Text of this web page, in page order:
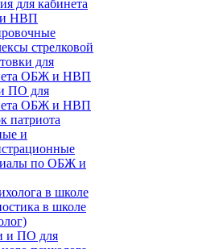
для кабинета
НВП
стрелковой
для
ОБЖ и НВП
ПО для
ОБЖ и НВП
патриота
и
по ОБЖ и
в школе
в школе
и ПО для